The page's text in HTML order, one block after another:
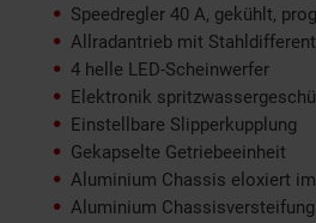
Speedregler 40 A, gekühlt,
Allradantrieb mit
4 helle LED-Scheinwerfer
Elektronik
Einstellbare Slipperkupplung
Gekapselte Getriebeeinheit
Aluminium Chassis eloxiert
Aluminium